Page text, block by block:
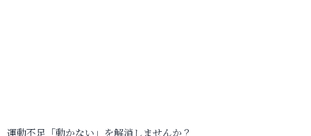
運動不足「動かない」を解消しませんか？